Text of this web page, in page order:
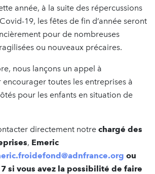
année, à la suite des répercussions
19, les fêtes de fin d’année seront
pour de nombreuses
ou nouveaux précaires.
nous lançons un appel à
toutes les entreprises à
pour les enfants en situation de
directement notre chargé des
, Emeric
ou
si vous avez la possibilité de faire